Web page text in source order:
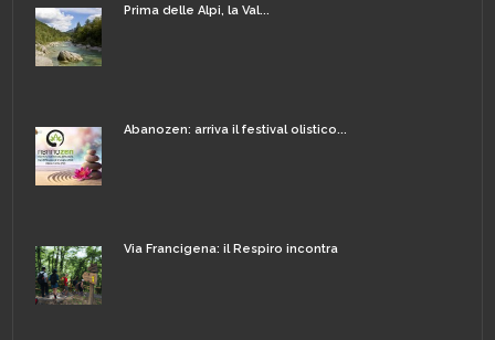
Prima delle Alpi, la Val...
Abanozen: arriva il festival olistico...
Via Francigena: il Respiro incontra